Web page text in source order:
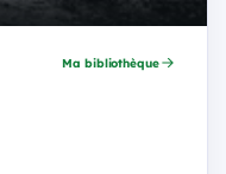
Ma bibliothèque